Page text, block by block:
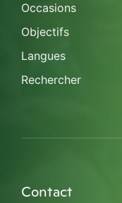
Occasions
Objectifs
Langues
Rechercher
Contact